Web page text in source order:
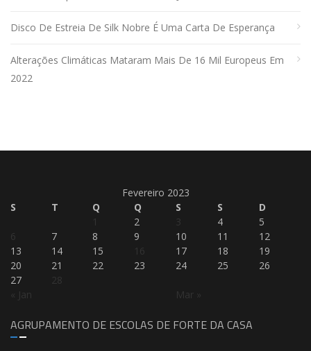
Disco De Estreia De Silk Nobre É Uma Carta De Esperança
Alterações Climáticas Mataram Mais De 16 Mil Europeus Em
2022
Fevereiro 2023
S
T Q Q S S D
« Jan Mar »
1 2 3 4
5
6
7 8 9 10 11
12
13
14 15 16 17 18
19
20
21 22 23 24 25
26
27
28
AGRUPAMENTO DE ESCOLAS DE FORTE DA CASA